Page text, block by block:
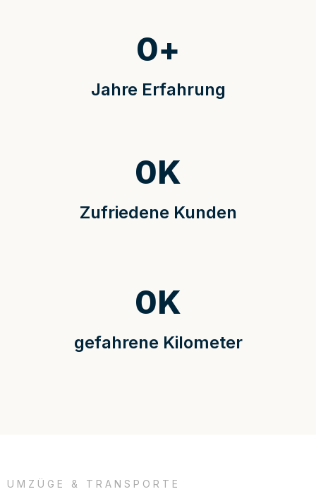
Jahre Erfahrung
0+
Zufriedene Kunden
0K
gefahrene Kilometer
0K
UMZÜGE & TRANSPORTE